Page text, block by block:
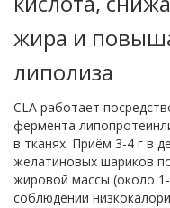
жира и
липолиза
CLA работает
фермента
в тканях. Приём 3-4 г в
желатиновых шариков
жировой массы (около
соблюдении